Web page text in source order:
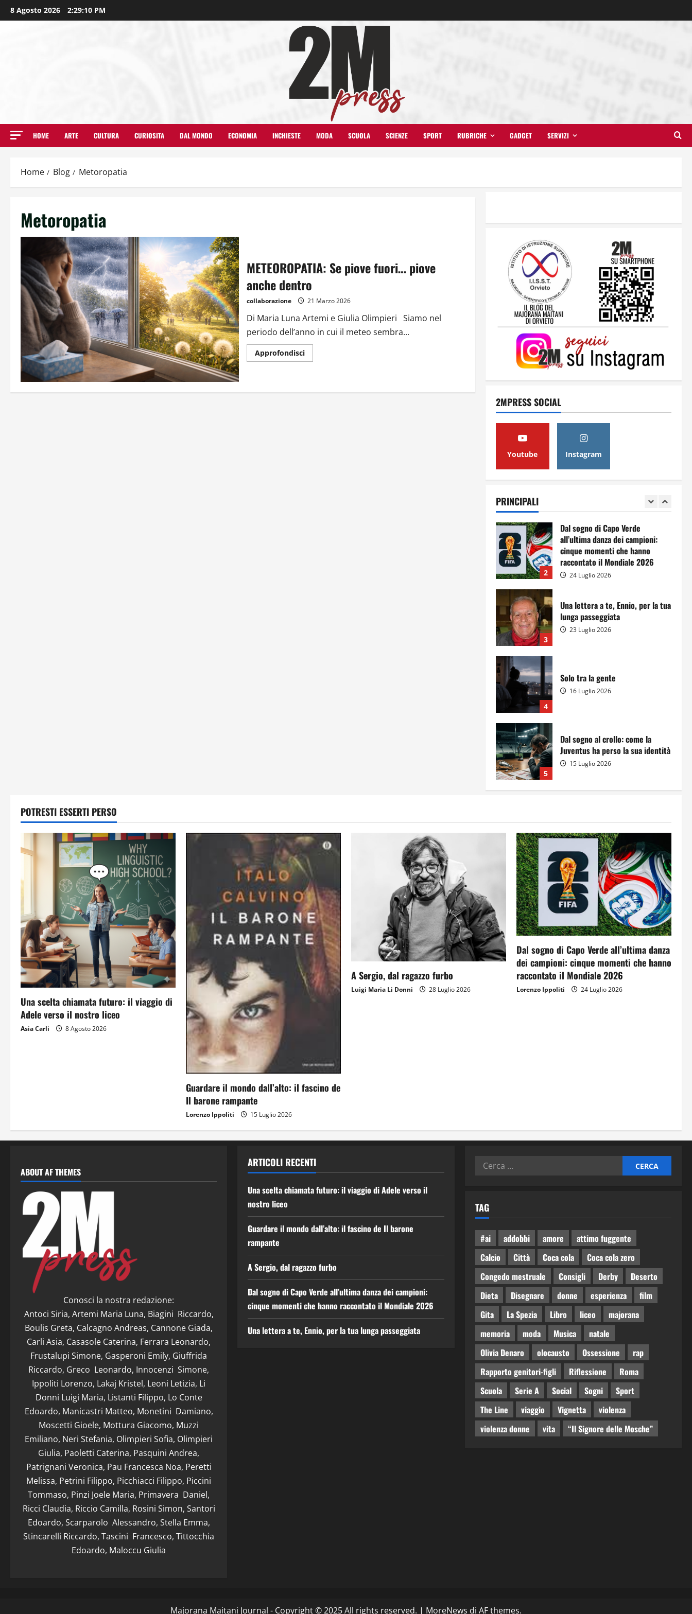
8 Agosto 2026 2:29:11 PM
HOME ARTE CULTURA CURIOSITA DAL MONDO ECONOMIA INCHIESTE MODA SCUOLA SCIENZE SPORT RUBRICHE GADGET SERVIZI
Home Blog Metoropatia
Metoropatia
METEOROPATIA: Se piove fuori… piove
anche dentro
collaborazione 21 Marzo 2026
Di Maria Luna Artemi e Giulia Olimpieri Siamo nel
periodo dell’anno in cui il meteo sembra...
Approfondisci
2MPRESS SOCIAL
Youtube Instagram
PRINCIPALI
2
raccontato il Mondiale 2026
3
Una lettera a te, Ennio, per la tua
lunga passeggiata
23 Luglio 2026
4
Solo tra la gente
16 Luglio 2026
Dal sogno al crollo: come la
Juventus ha perso la sua identità
A Sergio, dal ragazzo furbo
2
Dal sogno di Capo Verde
all’ultima danza dei campioni:
cinque momenti che hanno
raccontato il Mondiale 2026
24 Luglio 2026
3
Una lettera a te, Ennio, per la tua
lunga passeggiata
23 Luglio 2026
4
Solo tra la gente
16 Luglio 2026
5
Dal sogno al crollo: come la
Juventus ha perso la sua identità
15 Luglio 2026
1
28 Luglio 2026
2
Dal sogno di Capo Verde
all’ultima danza dei campioni:
cinque momenti che hanno
raccontato il Mondiale 2026
24 Luglio 2026
3
Una lettera a te, Ennio, per la tua
lunga passeggiata
23 Luglio 2026
POTRESTI ESSERTI PERSO
Una scelta chiamata futuro: il viaggio di
Adele verso il nostro liceo
Asia Carli 8 Agosto 2026
Guardare il mondo dall’alto: il fascino de
Il barone rampante
Lorenzo Ippoliti 15 Luglio 2026
A Sergio, dal ragazzo furbo
Luigi Maria Li Donni 28 Luglio 2026
Dal sogno di Capo Verde all’ultima danza
dei campioni: cinque momenti che hanno
raccontato il Mondiale 2026
Lorenzo Ippoliti 24 Luglio 2026
ABOUT AF THEMES
Conosci la nostra redazione:
Antoci Siria, Artemi Maria Luna, Biagini Riccardo,
Boulis Greta, Calcagno Andreas, Cannone Giada,
Carli Asia, Casasole Caterina, Ferrara Leonardo,
Frustalupi Simone, Gasperoni Emily, Giuffrida
Riccardo, Greco Leonardo, Innocenzi Simone,
Ippoliti Lorenzo, Lakaj Kristel, Leoni Letizia, Li
Donni Luigi Maria, Listanti Filippo, Lo Conte
Edoardo, Manicastri Matteo, Monetini Damiano,
Moscetti Gioele, Mottura Giacomo, Muzzi
Emiliano, Neri Stefania, Olimpieri Sofia, Olimpieri
Giulia, Paoletti Caterina, Pasquini Andrea,
Patrignani Veronica, Pau Francesca Noa, Peretti
Melissa, Petrini Filippo, Picchiacci Filippo, Piccini
Tommaso, Pinzi Joele Maria, Primavera Daniel,
Ricci Claudia, Riccio Camilla, Rosini Simon, Santori
Edoardo, Scarparolo Alessandro, Stella Emma,
Stincarelli Riccardo, Tascini Francesco, Tittocchia
Edoardo, Maloccu Giulia
ARTICOLI RECENTI
Una scelta chiamata futuro: il viaggio di Adele verso il
nostro liceo
Guardare il mondo dall’alto: il fascino de Il barone
rampante
A Sergio, dal ragazzo furbo
Dal sogno di Capo Verde all’ultima danza dei campioni:
cinque momenti che hanno raccontato il Mondiale 2026
Una lettera a te, Ennio, per la tua lunga passeggiata
TAG
#ai addobbi amore
attimo fuggente
Calcio
Città Coca cola
Coca cola zero
Congedo mestruale
Consigli Derby
Deserto
Dieta
Disegnare donne esperienza
film
Gita
La Spezia Libro liceo
majorana
memoria
moda Musica
natale
Olivia Denaro
olocausto Ossessione
rap
Rapporto genitori-figli
Riflessione
Roma
Scuola
Serie A Social Sogni
Sport
The Line
viaggio Vignetta
violenza
violenza donne
vita “Il Signore delle Mosche”
Majorana Maitani Journal - Copyright © 2025 All rights reserved. | MoreNews di AF themes.